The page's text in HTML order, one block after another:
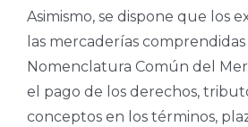
Asimismo, se dispone que los
las mercaderías
Nomenclatura Común del
el pago de los derechos,
conceptos en los términos,